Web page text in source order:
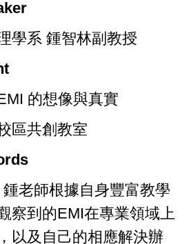
學系 鍾智林副教授
的想像與真實
區共創教室
老師根據自身豐富教學
察到的EMI在專業領域上
以及自己的相應解決辦